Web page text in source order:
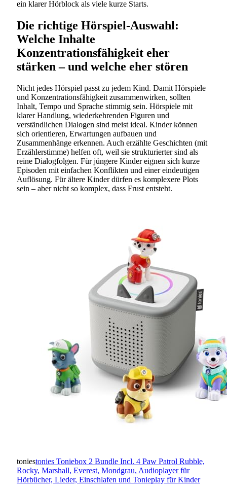
ein klarer Hörblock als viele kurze Starts.
Die richtige Hörspiel-Auswahl:
Welche Inhalte
Konzentrationsfähigkeit eher
stärken – und welche eher stören
Nicht jedes Hörspiel passt zu jedem Kind. Damit Hörspiele
und Konzentrationsfähigkeit zusammenwirken, sollten
Inhalt, Tempo und Sprache stimmig sein. Hörspiele mit
klarer Handlung, wiederkehrenden Figuren und
verständlichen Dialogen sind meist ideal. Kinder können
sich orientieren, Erwartungen aufbauen und
Zusammenhänge erkennen. Auch erzählte Geschichten (mit
Erzählerstimme) helfen oft, weil sie strukturierter sind als
reine Dialogfolgen. Für jüngere Kinder eignen sich kurze
Episoden mit einfachen Konflikten und einer eindeutigen
Auflösung. Für ältere Kinder dürfen es komplexere Plots
sein – aber nicht so komplex, dass Frust entsteht.
toniestonies Toniebox 2 Bundle Incl. 4 Paw Patrol Rubble,
Rocky, Marshall, Everest, Mondgrau, Audioplayer für
Hörbücher, Lieder, Einschlafen und Tonieplay für Kinder